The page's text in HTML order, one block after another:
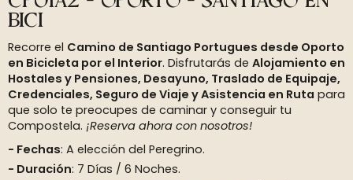
BICI
Recorre el Camino de Santiago Portugues desde Oporto
en Bicicleta por el Interior. Disfrutarás de Alojamiento en
Hostales y Pensiones, Desayuno, Traslado de Equipaje,
Credenciales, Seguro de Viaje y Asistencia en Ruta para
que solo te preocupes de caminar y conseguir tu
Compostela. ¡Reserva ahora con nosotros!
Fechas: A elección del Peregrino.
Duración: 7 Días / 6 Noches.